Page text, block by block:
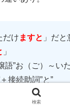
だけ ますと 」だ
」
”お（ご）～い
接続助詞”と”
検索